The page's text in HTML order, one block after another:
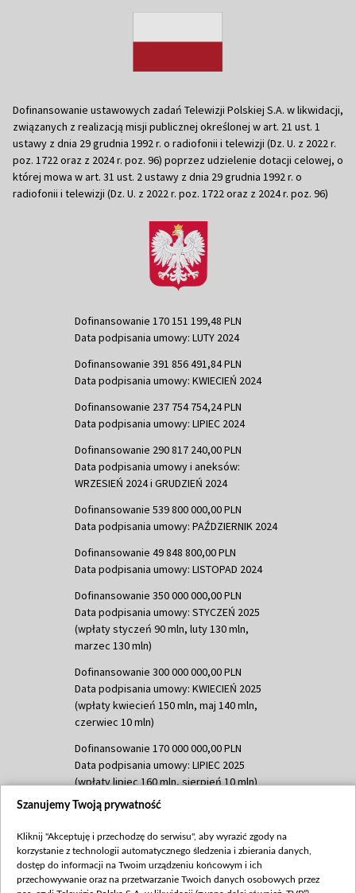
Dofinansowanie ustawowych zadań Telewizji Polskiej S.A. w likwidacji,
związanych z realizacją misji publicznej określonej w art. 21 ust. 1
ustawy z dnia 29 grudnia 1992 r. o radiofonii i telewizji (Dz. U. z 2022 r.
poz. 1722 oraz z 2024 r. poz. 96) poprzez udzielenie dotacji celowej, o
której mowa w art. 31 ust. 2 ustawy z dnia 29 grudnia 1992 r. o
radiofonii i telewizji (Dz. U. z 2022 r. poz. 1722 oraz z 2024 r. poz. 96)
Dofinansowanie 170 151 199,48 PLN
Data podpisania umowy: LUTY 2024
Dofinansowanie 391 856 491,84 PLN
Data podpisania umowy: KWIECIEŃ 2024
Dofinansowanie 237 754 754,24 PLN
Data podpisania umowy: LIPIEC 2024
Dofinansowanie 290 817 240,00 PLN
Data podpisania umowy i aneksów:
WRZESIEŃ 2024 i GRUDZIEŃ 2024
Dofinansowanie 539 800 000,00 PLN
Data podpisania umowy: PAŹDZIERNIK 2024
Dofinansowanie 49 848 800,00 PLN
Data podpisania umowy: LISTOPAD 2024
Dofinansowanie 350 000 000,00 PLN
Data podpisania umowy: STYCZEŃ 2025
(wpłaty styczeń 90 mln, luty 130 mln,
marzec 130 mln)
Dofinansowanie 300 000 000,00 PLN
Data podpisania umowy: KWIECIEŃ 2025
(wpłaty kwiecień 150 mln, maj 140 mln,
czerwiec 10 mln)
Dofinansowanie 170 000 000,00 PLN
Data podpisania umowy: LIPIEC 2025
(wpłaty lipiec 160 mln, sierpień 10 mln)
Dofinansowanie 60 000 000,00 PLN
(wpłata wrzesień 60 mln)
Dofinansowanie 635 783 051,21 PLN
Data podpisania umowy: WRZESIEŃ 2025
Szanujemy Twoją prywatność
Kliknij "Akceptuję i przechodzę do serwisu", aby wyrazić zgody na
korzystanie z technologii automatycznego śledzenia i zbierania danych,
dostęp do informacji na Twoim urządzeniu końcowym i ich
przechowywanie oraz na przetwarzanie Twoich danych osobowych przez